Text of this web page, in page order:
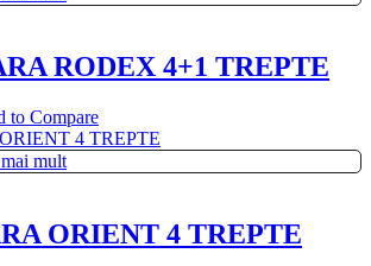
RODEX 4+1 TREPTE
to Compare
mult
ORIENT 4 TREPTE